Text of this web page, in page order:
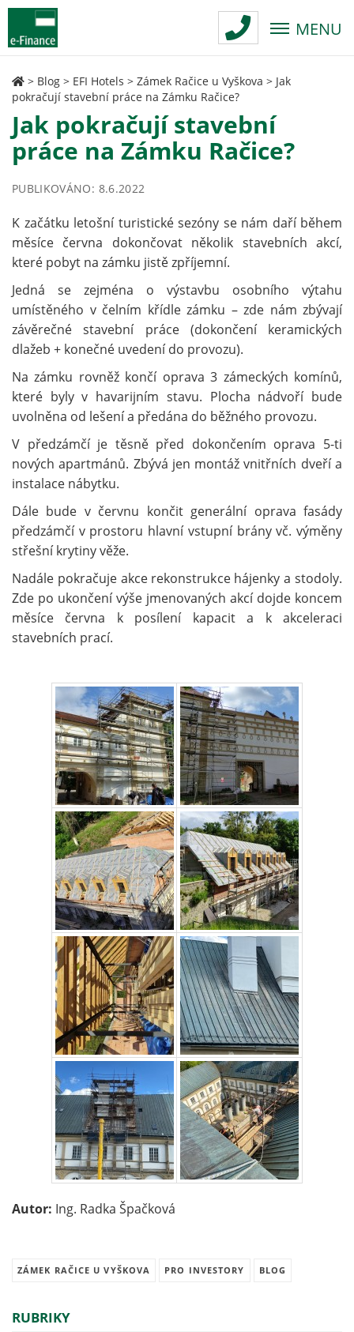
MENU
> Blog > EFI Hotels > Zámek Račice u Vyškova > Jak
pokračují stavební práce na Zámku Račice?
Jak pokračují stavební
práce na Zámku Račice?
PUBLIKOVÁNO: 8.6.2022
K začátku letošní turistické sezóny se nám daří během
měsíce června dokončovat několik stavebních akcí,
které pobyt na zámku jistě zpříjemní.
Jedná se zejména o výstavbu osobního výtahu
umístěného v čelním křídle zámku – zde nám zbývají
závěrečné stavební práce (dokončení keramických
dlažeb + konečné uvedení do provozu).
Na zámku rovněž končí oprava 3 zámeckých komínů,
které byly v havarijním stavu. Plocha nádvoří bude
uvolněna od lešení a předána do běžného provozu.
V předzámčí je těsně před dokončením oprava 5-ti
nových apartmánů. Zbývá jen montáž vnitřních dveří a
instalace nábytku.
Dále bude v červnu končit generální oprava fasády
předzámčí v prostoru hlavní vstupní brány vč. výměny
střešní krytiny věže.
Nadále pokračuje akce rekonstrukce hájenky a stodoly.
Zde po ukončení výše jmenovaných akcí dojde koncem
měsíce června k posílení kapacit a k akceleraci
stavebních prací.
Autor: Ing. Radka Špačková
ZÁMEK RAČICE U VYŠKOVA PRO INVESTORY BLOG
RUBRIKY